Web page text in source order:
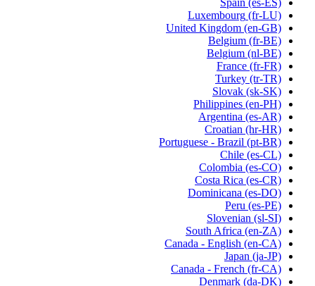
Spain (es-ES)
Luxembourg (fr-LU)
United Kingdom (en-GB)
Belgium (fr-BE)
Belgium (nl-BE)
France (fr-FR)
Turkey (tr-TR)
Slovak (sk-SK)
Philippines (en-PH)
Argentina (es-AR)
Croatian (hr-HR)
Portuguese - Brazil (pt-BR)
Chile (es-CL)
Colombia (es-CO)
Costa Rica (es-CR)
Dominicana (es-DO)
Peru (es-PE)
Slovenian (sl-SI)
South Africa (en-ZA)
Canada - English (en-CA)
Japan (ja-JP)
Canada - French (fr-CA)
Denmark (da-DK)